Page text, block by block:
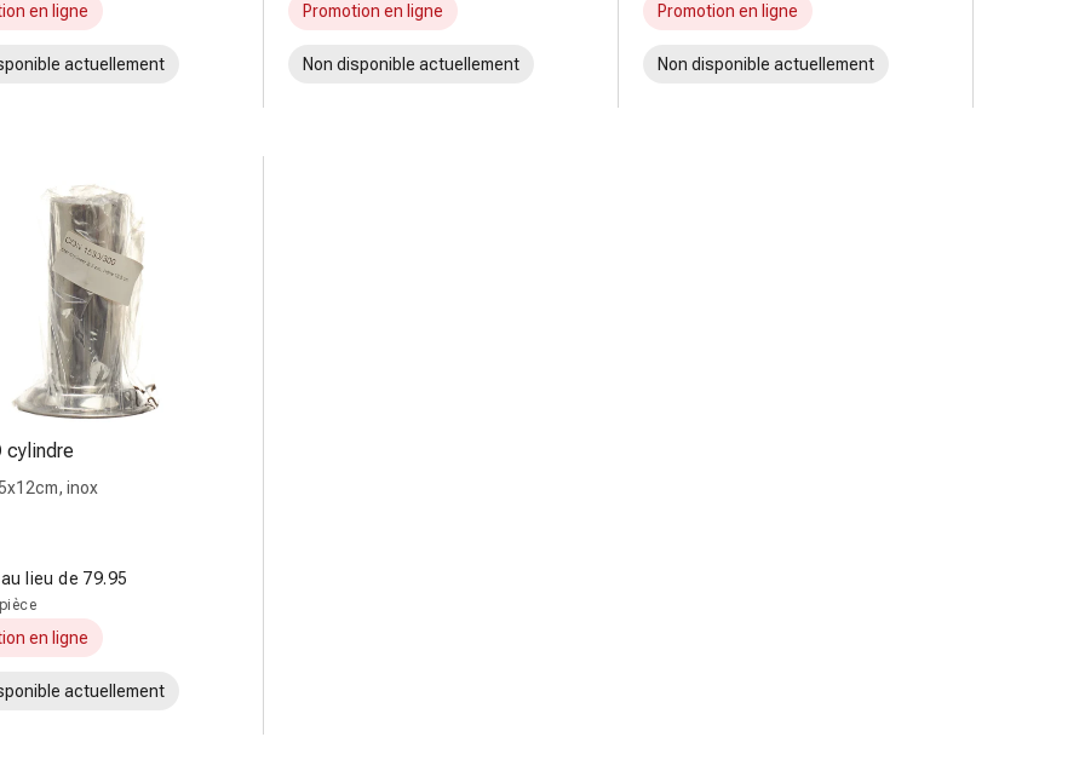
en ligne
actuellement
Promotion en ligne
Non disponible actuellement
Promotion en ligne
Non disponible actuellement
cylindre
inox
au lieu de 79.95
en ligne
actuellement